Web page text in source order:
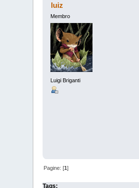
luiz
Membro
Luigi Briganti
Pagine: [1]
Tags: